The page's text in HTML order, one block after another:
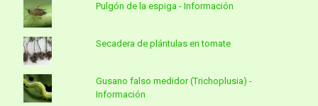
Pulgón de la espiga - Información
Secadera de plántulas en tomate
Gusano falso medidor (Trichoplusia) -
Información